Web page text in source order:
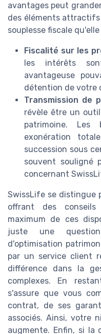
avantages peut
des éléments attractifs
souplesse fiscale qu'elle
Fiscalité sur les
les intérêts
avantageuse
détention de votre
Transmission de
révèle être un
patrimoine. Les
exonération
succession sous
souvent souligné
concernant
SwissLife se distingue
offrant des
maximum de ces
juste une
d'optimisation
par un service client
différence dans la
complexes. En
s'assure que vous
contrat, de ses
associés. Ainsi, votre
augmente. Enfin, si la